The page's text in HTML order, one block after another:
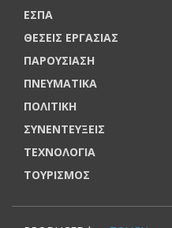
ΕΣΠΑ
ΘΕΣΕΙΣ ΕΡΓΑΣΙΑΣ
ΠΑΡΟΥΣΙΑΣΗ
ΠΝΕΥΜΑΤΙΚΑ
ΠΟΛΙΤΙΚΗ
ΣΥΝΕΝΤΕΥΞΕΙΣ
ΤΕΧΝΟΛΟΓΙΑ
ΤΟΥΡΙΣΜΟΣ